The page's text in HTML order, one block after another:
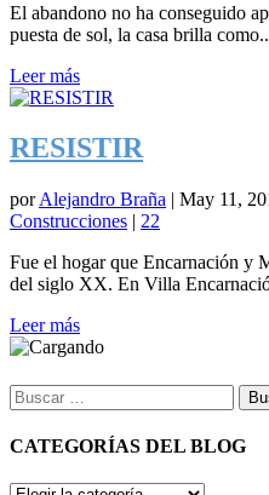
El abandono no ha conseguido
puesta de sol, la casa brilla
Leer más
RESISTIR
porAlejandro Braña | May 11,
Construcciones | 22
Fue el hogar que Encarnación y
del siglo XX. En Villa
Leer más
Buscar:
CATEGORÍAS DEL BLOG